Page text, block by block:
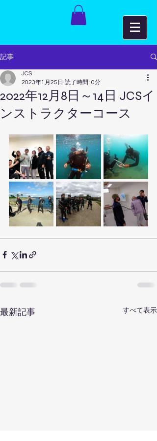
記事
2022年12月8日～14日 JCSイ
ンストラクターコース
JCS
2023年1月25日 読了時間: 0分
最新記事 すべて表示